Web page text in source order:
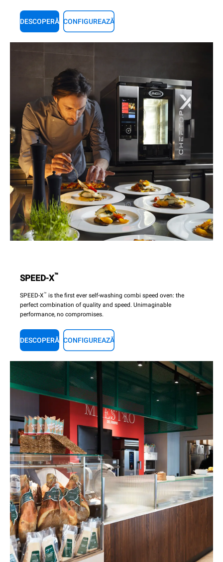
DESCOPERĂ CONFIGUREAZĂ
SPEED-X™
SPEED-X™ is the first ever self-washing combi speed oven: the
perfect combination of quality and speed. Unimaginable
performance, no compromises.
DESCOPERĂ CONFIGUREAZĂ